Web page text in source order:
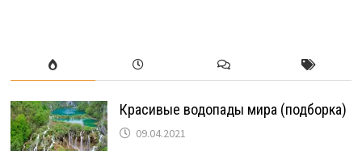
Красивые водопады мира (подборка)
09.04.2021